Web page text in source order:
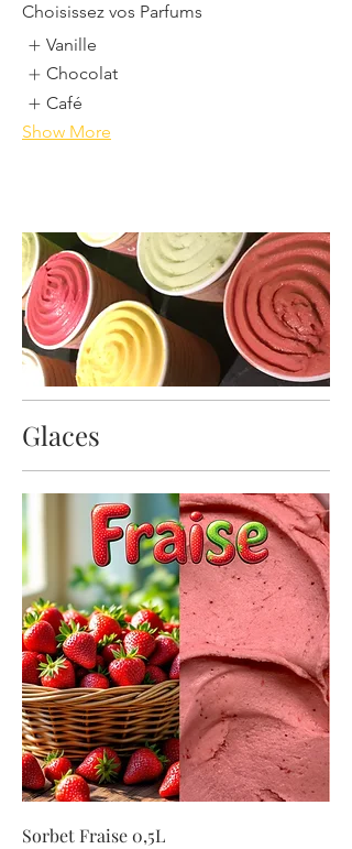
Choisissez vos Parfums
Vanille
Chocolat
Café
Show More
Glaces
Sorbet Fraise 0,5L